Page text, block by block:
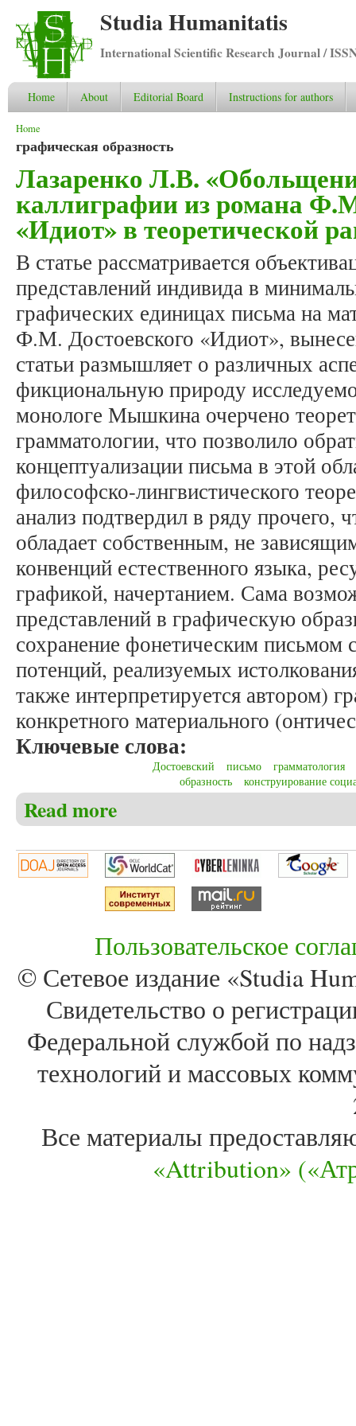
Studia Humanitatis
International Scientific Research Journal /
Home About Editorial Board Instructions for authors
You are here
Home
графическая образность
Лазаренко Л.В.
каллиграфии из романа
«Идиот» в теоретической
В статье рассматривается
представлений индивида в
графических единицах письма на
Ф.М. Достоевского «Идиот»,
статьи размышляет о различных
фикциональную природу
монологе Мышкина очерчено
грамматологии, что позволило
концептуализации письма в этой
философско-лингвистического
анализ подтвердил в ряду прочего,
обладает собственным, не
конвенций естественного языка,
графикой, начертанием. Сама
представлений в графическую
сохранение фонетическим письмом
потенций, реализуемых
также интерпретируется автором)
конкретного материального
Ключевые слова:
Достоевский письмо
грамматология
образность
конструирование
Read more
Пользовательское
© Сетевое издание «Studia
Свидетельство о
Федеральной службой по
технологий и массовых
Все материалы
«Attribution»